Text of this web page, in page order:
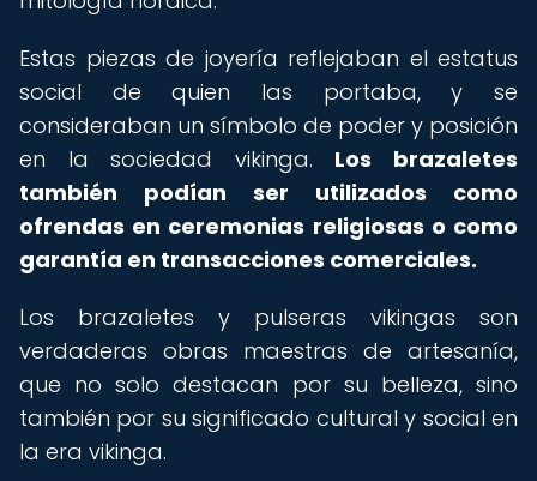
Estas piezas de joyería reflejaban el estatus
social de quien las portaba, y se
consideraban un símbolo de poder y posición
en la sociedad vikinga. Los brazaletes
también podían ser utilizados como
ofrendas en ceremonias religiosas o como
garantía en transacciones comerciales.
Los brazaletes y pulseras vikingas son
verdaderas obras maestras de artesanía,
que no solo destacan por su belleza, sino
también por su significado cultural y social en
la era vikinga.